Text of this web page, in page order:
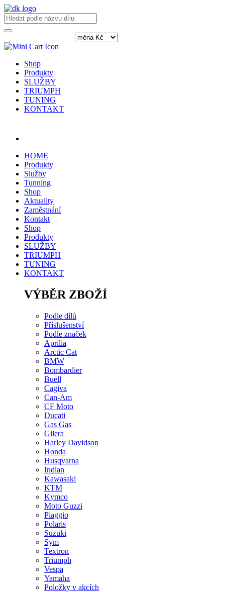
Shop
Produkty
SLUŽBY
TRIUMPH
TUNING
KONTAKT
HOME
Produkty
Služby
Tunning
Shop
Aktuality
Zaměstnání
Kontakt
Shop
Produkty
SLUŽBY
TRIUMPH
TUNING
KONTAKT
VÝBĚR ZBOŽÍ
Podle dílů
Příslušenství
Podle značek
Aprilia
Arctic Cat
BMW
Bombardier
Buell
Cagiva
Can-Am
CF Moto
Ducati
Gas Gas
Gilera
Harley Davidson
Honda
Husqvarna
Indian
Kawasaki
KTM
Kymco
Moto Guzzi
Piaggio
Polaris
Suzuki
Sym
Textron
Triumph
Vespa
Yamaha
Položky v akcích